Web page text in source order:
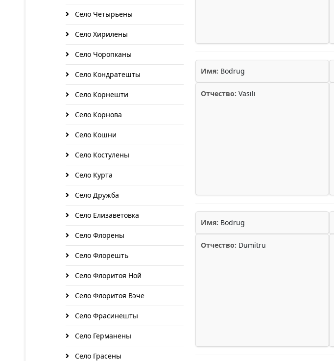
Село Четырьены
Село Хирилены
Село Чоропканы
Село Кондратешты
Село Корнешти
Село Корнова
Село Кошни
Село Костулены
Село Курта
Село Дружба
Село Елизаветовка
Село Флорены
Село Флорешть
Село Флоритоя Ной
Село Флоритоя Вэче
Село Фрасинешты
Село Германены
Село Грасены
Имя: Bodrug
Отчество: Vasili
Имя: Bodrug
Отчество: Dumitru